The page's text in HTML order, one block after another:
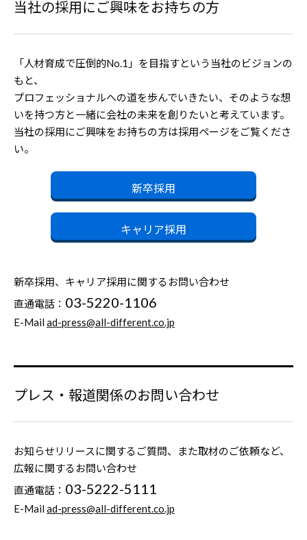
当社の採用にご興味をお持ちの方
「人材育成で圧倒的No.1」を目指すという当社のビジョンの
もと、
プロフェッショナルへの道を歩んでいきたい、そのような想
いを持つ方と一緒に会社の未来を創りたいと考えています。
当社の採用にご興味をお持ちの方は採用ページをご覧くださ
い。
新卒採用
キャリア採用
新卒採用、キャリア採用に関するお問い合わせ
直通電話： 03-5220-1106
E-Mail ad-press@all-different.co.jp
プレス・報道関係のお問い合わせ
お知らせリリースに関するご質問、また取材のご依頼など、
広報に関するお問い合わせ
直通電話： 03-5222-5111
E-Mail ad-press@all-different.co.jp